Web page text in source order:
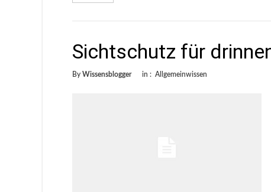
Sichtschutz für
By Wissensblogger in : Allgemeinwissen